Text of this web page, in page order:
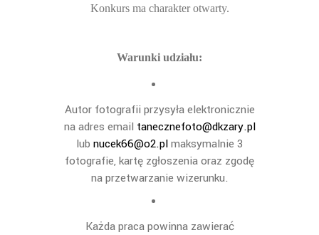
Konkurs ma charakter otwarty.
Warunki udziału:
Autor fotografii przysyła elektronicznie
na adres email tanecznefoto@dkzary.pl
lub nucek66@o2.plmaksymalnie 3
fotografie, kartę zgłoszenia oraz zgodę
na przetwarzanie wizerunku.
Każda praca powinna zawierać